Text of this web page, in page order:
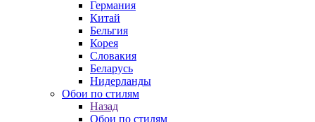
Германия
Китай
Бельгия
Корея
Словакия
Беларусь
Нидерланды
Обои по стилям
Назад
Обои по стилям